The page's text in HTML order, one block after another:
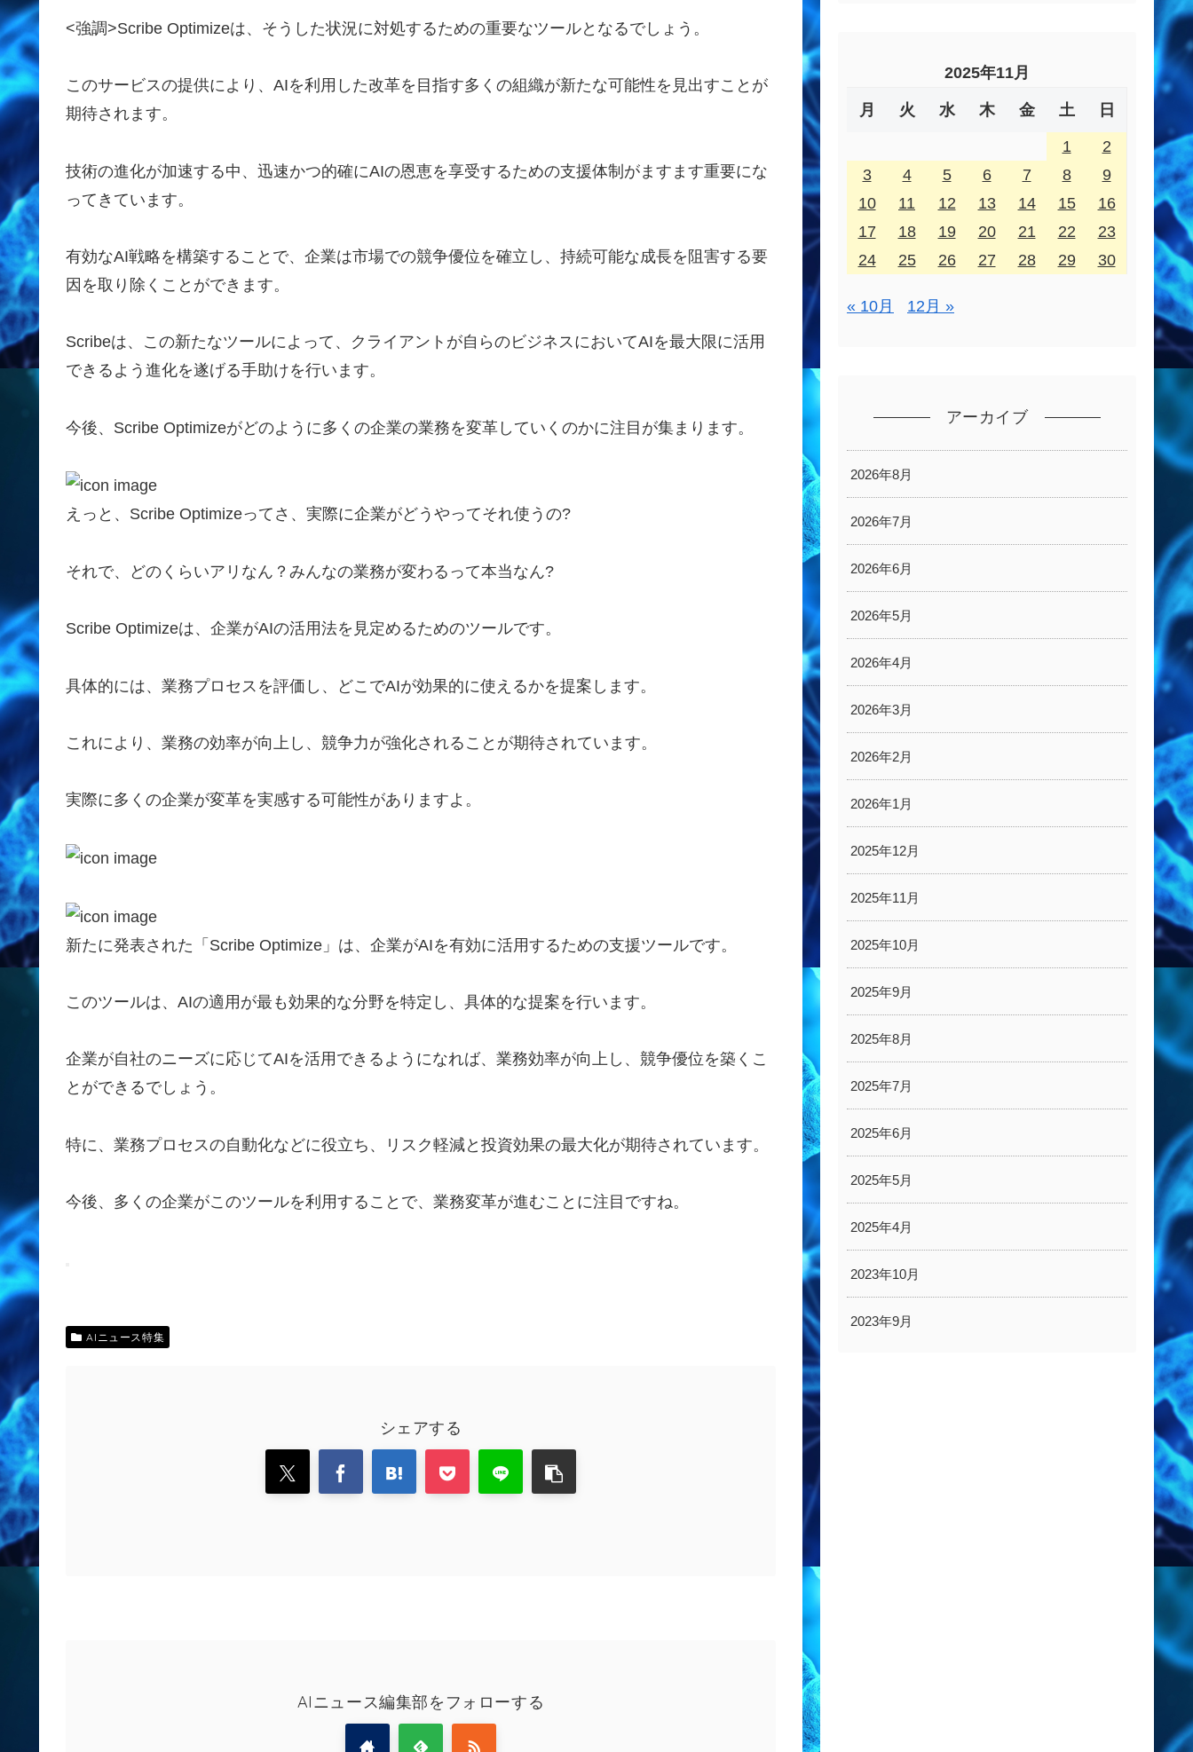
<強調>Scribe Optimizeは、そうした状況に対処するための重要なツールとなるでしょう。
このサービスの提供により、AIを利用した改革を目指す多くの組織が新たな可能性を見出すことが
期待されます。
技術の進化が加速する中、迅速かつ的確にAIの恩恵を享受するための支援体制がますます重要にな
ってきています。
有効なAI戦略を構築することで、企業は市場での競争優位を確立し、持続可能な成長を阻害する要
因を取り除くことができます。
Scribeは、この新たなツールによって、クライアントが自らのビジネスにおいてAIを最大限に活用
できるよう進化を遂げる手助けを行います。
今後、Scribe Optimizeがどのように多くの企業の業務を変革していくのかに注目が集まります。
えっと、Scribe Optimizeってさ、実際に企業がどうやってそれ使うの?
それで、どのくらいアリなん？みんなの業務が変わるって本当なん?
Scribe Optimizeは、企業がAIの活用法を見定めるためのツールです。
具体的には、業務プロセスを評価し、どこでAIが効果的に使えるかを提案します。
これにより、業務の効率が向上し、競争力が強化されることが期待されています。
実際に多くの企業が変革を実感する可能性がありますよ。
新たに発表された「Scribe Optimize」は、企業がAIを有効に活用するための支援ツールです。
このツールは、AIの適用が最も効果的な分野を特定し、具体的な提案を行います。
企業が自社のニーズに応じてAIを活用できるようになれば、業務効率が向上し、競争優位を築くこ
とができるでしょう。
特に、業務プロセスの自動化などに役立ち、リスク軽減と投資効果の最大化が期待されています。
今後、多くの企業がこのツールを利用することで、業務変革が進むことに注目ですね。
AIニュース特集
シェアする
AIニュース編集部をフォローする
2025年11月
月 火 水 木 金 土 日
1
2
3
4 5 6 7 8
9
10
11 12 13 14 15
16
17
18 19 20 21 22
23
24
25 26 27 28 29 30
« 10月 12月 »
アーカイブ
2026年8月
2026年7月
2026年6月
2026年5月
2026年4月
2026年3月
2026年2月
2026年1月
2025年12月
2025年11月
2025年10月
2025年9月
2025年8月
2025年7月
2025年6月
2025年5月
2025年4月
2023年10月
2023年9月